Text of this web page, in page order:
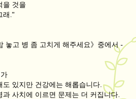
을 것을
래."
놓고 병 좀 고치게 해주세요》중에서 -
도 있지만 건강에는 해롭습니다.
과 사치에 이르면 문제는 더 커집니다.